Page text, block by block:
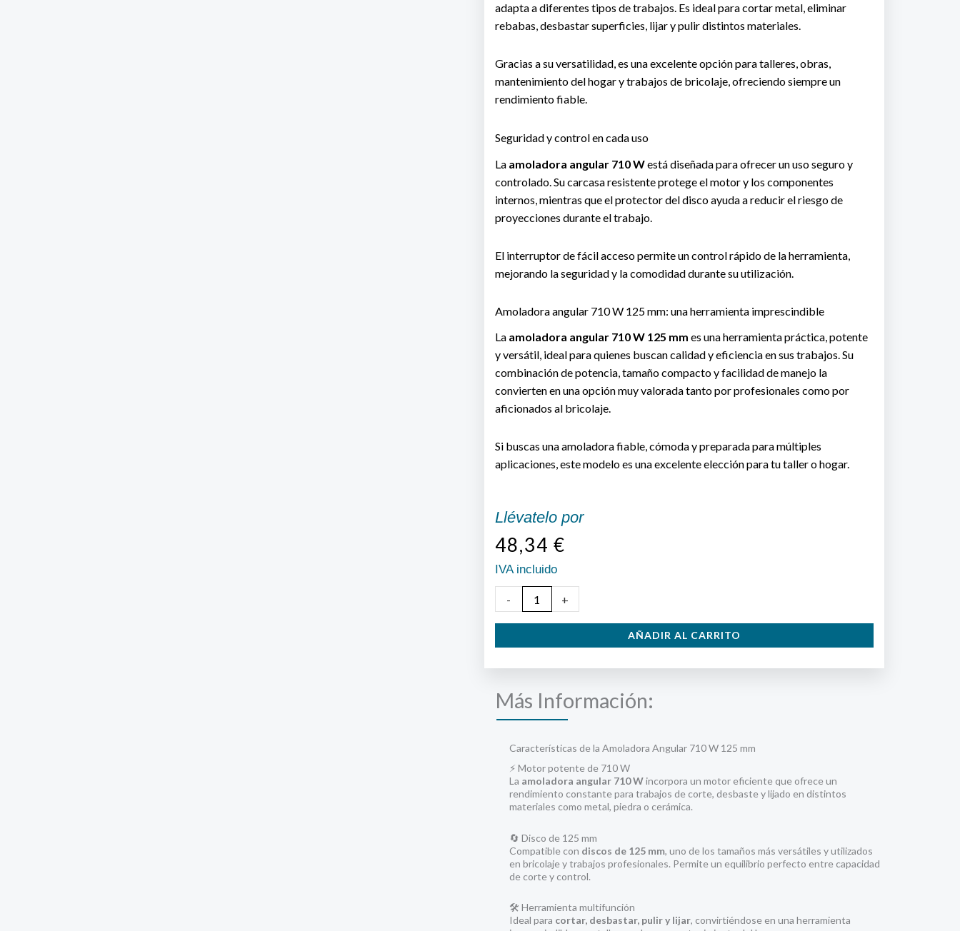
adapta a diferentes tipos de trabajos. Es ideal para cortar metal, eliminar
rebabas, desbastar superficies, lijar y pulir distintos materiales.
Gracias a su versatilidad, es una excelente opción para talleres, obras,
mantenimiento del hogar y trabajos de bricolaje, ofreciendo siempre un
rendimiento fiable.
Seguridad y control en cada uso
La amoladora angular 710 Westá diseñada para ofrecer un uso seguro y
controlado. Su carcasa resistente protege el motor y los componentes
internos, mientras que el protector del disco ayuda a reducir el riesgo de
proyecciones durante el trabajo.
El interruptor de fácil acceso permite un control rápido de la herramienta,
mejorando la seguridad y la comodidad durante su utilización.
Amoladora angular 710 W 125 mm: una herramienta imprescindible
La amoladora angular 710 W 125 mm es una herramienta práctica, potente
y versátil, ideal para quienes buscan calidad y eficiencia en sus trabajos. Su
combinación de potencia, tamaño compacto y facilidad de manejo la
convierten en una opción muy valorada tanto por profesionales como por
aficionados al bricolaje.
Si buscas una amoladora fiable, cómoda y preparada para múltiples
aplicaciones, este modelo es una excelente elección para tu taller o hogar.
Llévatelo por
48,34 €
IVA incluido
-
Amoladora
mm
cantidad
+
AÑADIR AL CARRITO
Más Información:
Características de la Amoladora Angular 710 W 125 mm
⚡ Motor potente de 710 W
La amoladora angular 710 Wincorpora un motor eficiente que ofrece un
rendimiento constante para trabajos de corte, desbaste y lijado en distintos
materiales como metal, piedra o cerámica.
🔄 Disco de 125 mm
Compatible con discos de 125 mm, uno de los tamaños más versátiles y utilizados
en bricolaje y trabajos profesionales. Permite un equilibrio perfecto entre capacidad
de corte y control.
🛠️ Herramienta multifunción
Ideal para cortar, desbastar, pulir y lijar, convirtiéndose en una herramienta